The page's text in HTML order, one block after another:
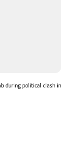
during political clash in